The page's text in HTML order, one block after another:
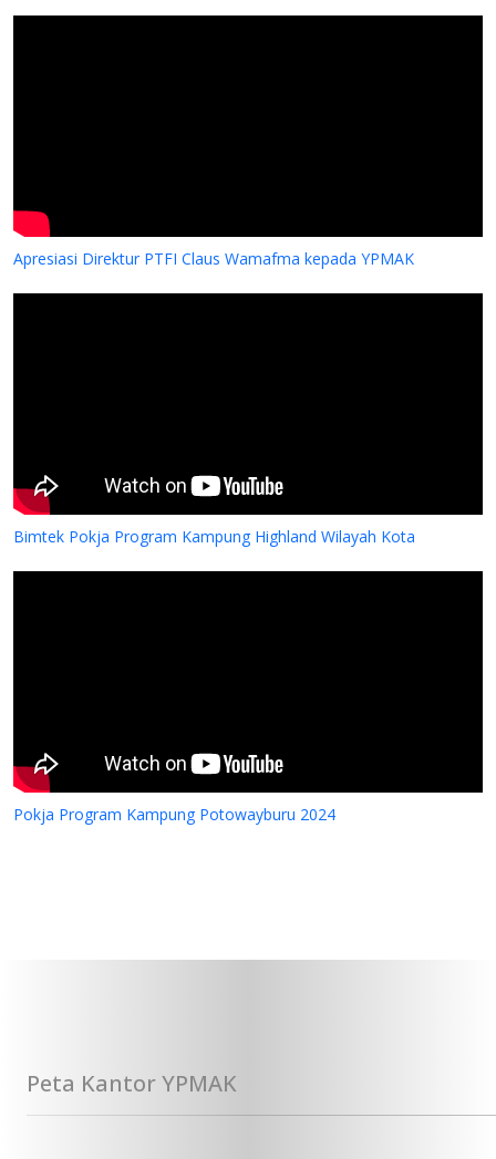
Apresiasi Direktur PTFI Claus Wamafma kepada YPMAK
Bimtek Pokja Program Kampung Highland Wilayah Kota
Pokja Program Kampung Potowayburu 2024
Peta Kantor YPMAK